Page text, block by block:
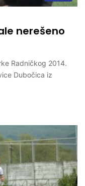
nerešeno
Radničkog 2014.
Dubočica iz